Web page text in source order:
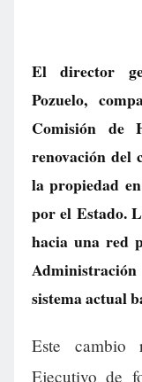
El director
Pozuelo,
Comisión de
renovación del
la propiedad
por el Estado.
hacia una red
sistema actual
Este cambio
Ejecutivo de